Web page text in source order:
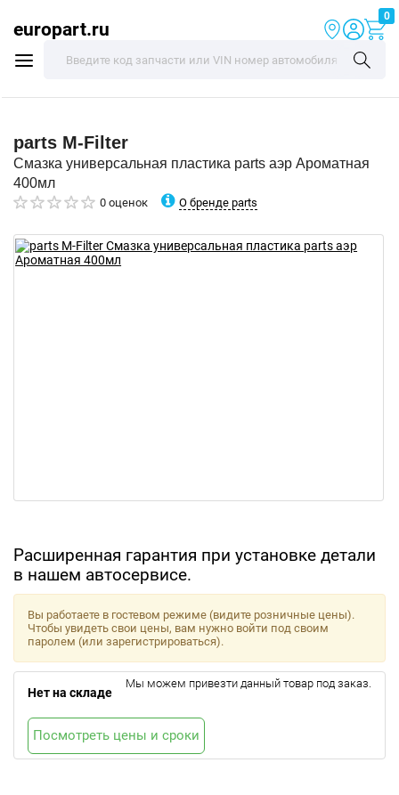
europart.ru
0
parts M-Filter
Смазка универсальная пластика parts аэр Ароматная
400мл
0 оценок О бренде parts
Расширенная гарантия при установке детали
в нашем автосервисе.
Вы работаете в гостевом режиме (видите розничные цены).
Чтобы увидеть свои цены, вам нужно войти под своим
паролем (или зарегистрироваться).
Нет на складе
Мы можем привезти данный товар под заказ.
Посмотреть цены и сроки